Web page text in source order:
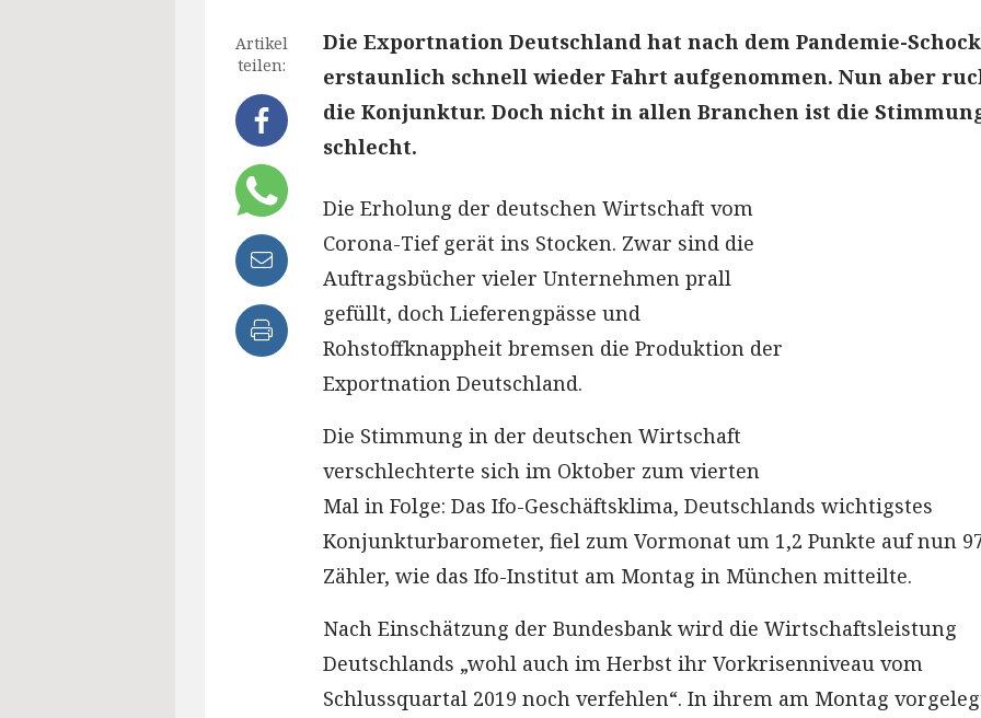
Artikel
teilen:
Die Exportnation Deutschland hat nach dem Pandemie-Schock
erstaunlich schnell wieder Fahrt aufgenommen. Nun aber
die Konjunktur. Doch nicht in allen Branchen ist die
schlecht.
Die Erholung der deutschen Wirtschaft vom
Corona-Tief gerät ins Stocken. Zwar sind die
Auftragsbücher vieler Unternehmen prall
gefüllt, doch Lieferengpässe und
Rohstoffknappheit bremsen die Produktion der
Exportnation Deutschland.
Die Stimmung in der deutschen Wirtschaft
verschlechterte sich im Oktober zum vierten
Mal in Folge: Das Ifo-Geschäftsklima, Deutschlands wichtigstes
Konjunkturbarometer, fiel zum Vormonat um 1,2 Punkte auf nun
Zähler, wie das Ifo-Institut am Montag in München mitteilte.
Nach Einschätzung der Bundesbank wird die Wirtschaftsleistung
Deutschlands „wohl auch im Herbst ihr Vorkrisenniveau vom
Schlussquartal 2019 noch verfehlen“. In ihrem am Montag